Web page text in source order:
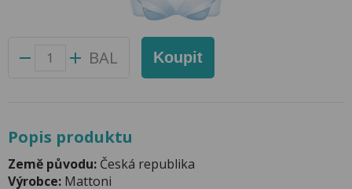
45010500
BAL Koupit
Popis produktu
Země původu: Česká republika
Výrobce: Mattoni